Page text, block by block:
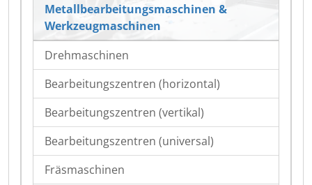
Metallbearbeitungsmaschinen &
Werkzeugmaschinen
Drehmaschinen
Bearbeitungszentren (horizontal)
Bearbeitungszentren (vertikal)
Bearbeitungszentren (universal)
Fräsmaschinen